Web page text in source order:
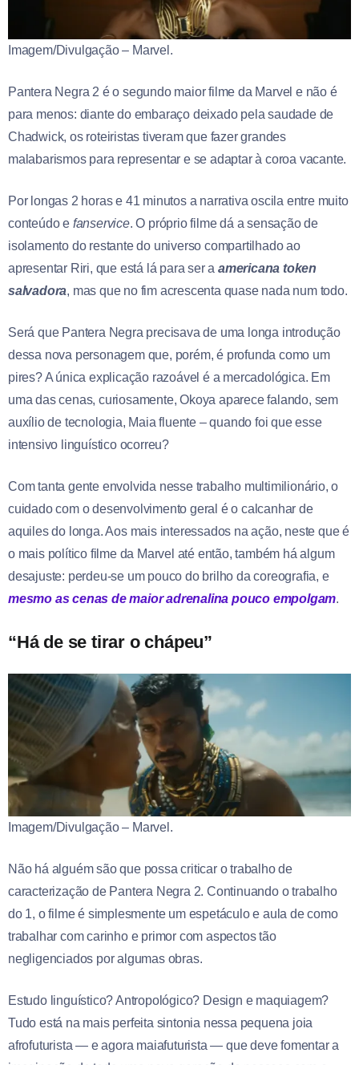
Imagem/Divulgação – Marvel.
Pantera Negra 2 é o segundo maior filme da Marvel e não é
para menos: diante do embaraço deixado pela saudade de
Chadwick, os roteiristas tiveram que fazer grandes
malabarismos para representar e se adaptar à coroa vacante.
Por longas 2 horas e 41 minutos a narrativa oscila entre muito
conteúdo e fanservice. O próprio filme dá a sensação de
isolamento do restante do universo compartilhado ao
apresentar Riri, que está lá para ser aamericana token
salvadora, mas que no fim acrescenta quase nada num todo.
Será que Pantera Negra precisava de uma longa introdução
dessa nova personagem que, porém, é profunda como um
pires? A única explicação razoável é a mercadológica. Em
uma das cenas, curiosamente, Okoya aparece falando, sem
auxílio de tecnologia, Maia fluente – quando foi que esse
intensivo linguístico ocorreu?
Com tanta gente envolvida nesse trabalho multimilionário, o
cuidado com o desenvolvimento geral é o calcanhar de
aquiles do longa. Aos mais interessados na ação, neste que é
o mais político filme da Marvel até então, também há algum
desajuste: perdeu-se um pouco do brilho da coreografia, e
mesmo as cenas de maior adrenalina pouco empolgam.
“Há de se tirar o chápeu”
Imagem/Divulgação – Marvel.
Não há alguém são que possa criticar o trabalho de
caracterização de Pantera Negra 2. Continuando o trabalho
do 1, o filme é simplesmente um espetáculo e aula de como
trabalhar com carinho e primor com aspectos tão
negligenciados por algumas obras.
Estudo linguístico? Antropológico? Design e maquiagem?
Tudo está na mais perfeita sintonia nessa pequena joia
afrofuturista — e agora maiafuturista — que deve fomentar a